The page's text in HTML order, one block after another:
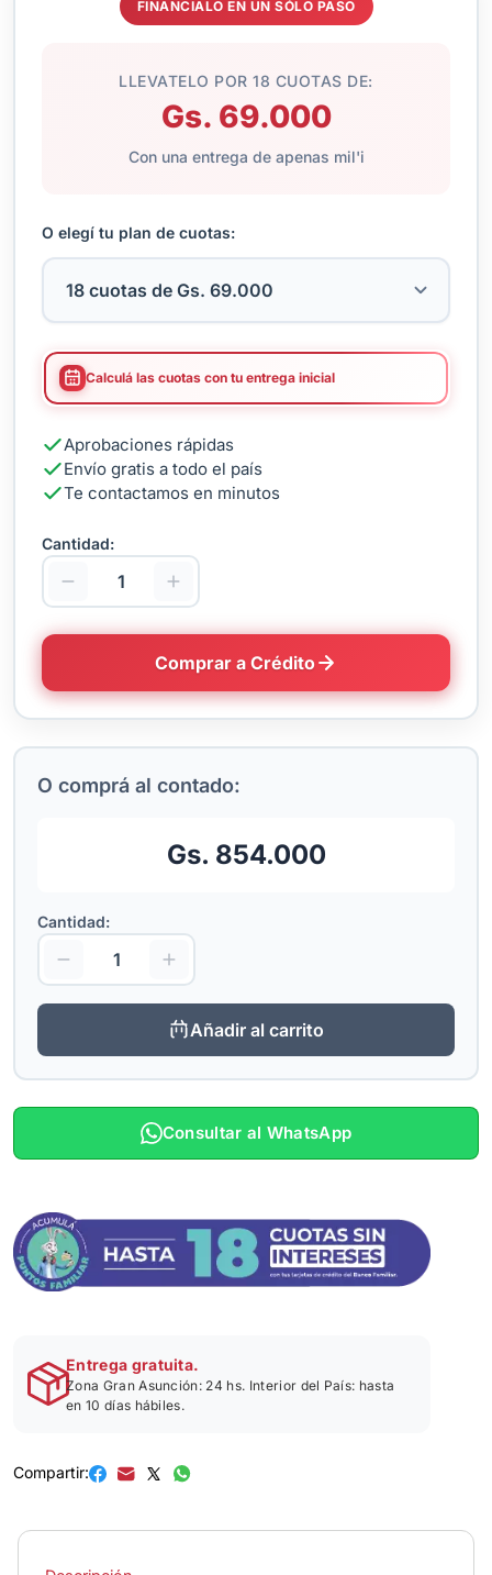
FINANCIALO EN UN SÓLO PASO
LLEVATELO POR 18 CUOTAS DE:
Gs. 69.000
Con una entrega de apenas mil'i
O elegí tu plan de cuotas:
Calculá las cuotas con tu entrega inicial
Aprobaciones rápidas
Envío gratis a todo el país
Te contactamos en minutos
Cantidad:
Comprar a Crédito
O comprá al contado:
Gs. 854.000
Cantidad:
Añadir al carrito
Consultar al WhatsApp
Entrega gratuita.
Zona Gran Asunción: 24 hs. Interior del País: hasta
en 10 días hábiles.
Compartir: